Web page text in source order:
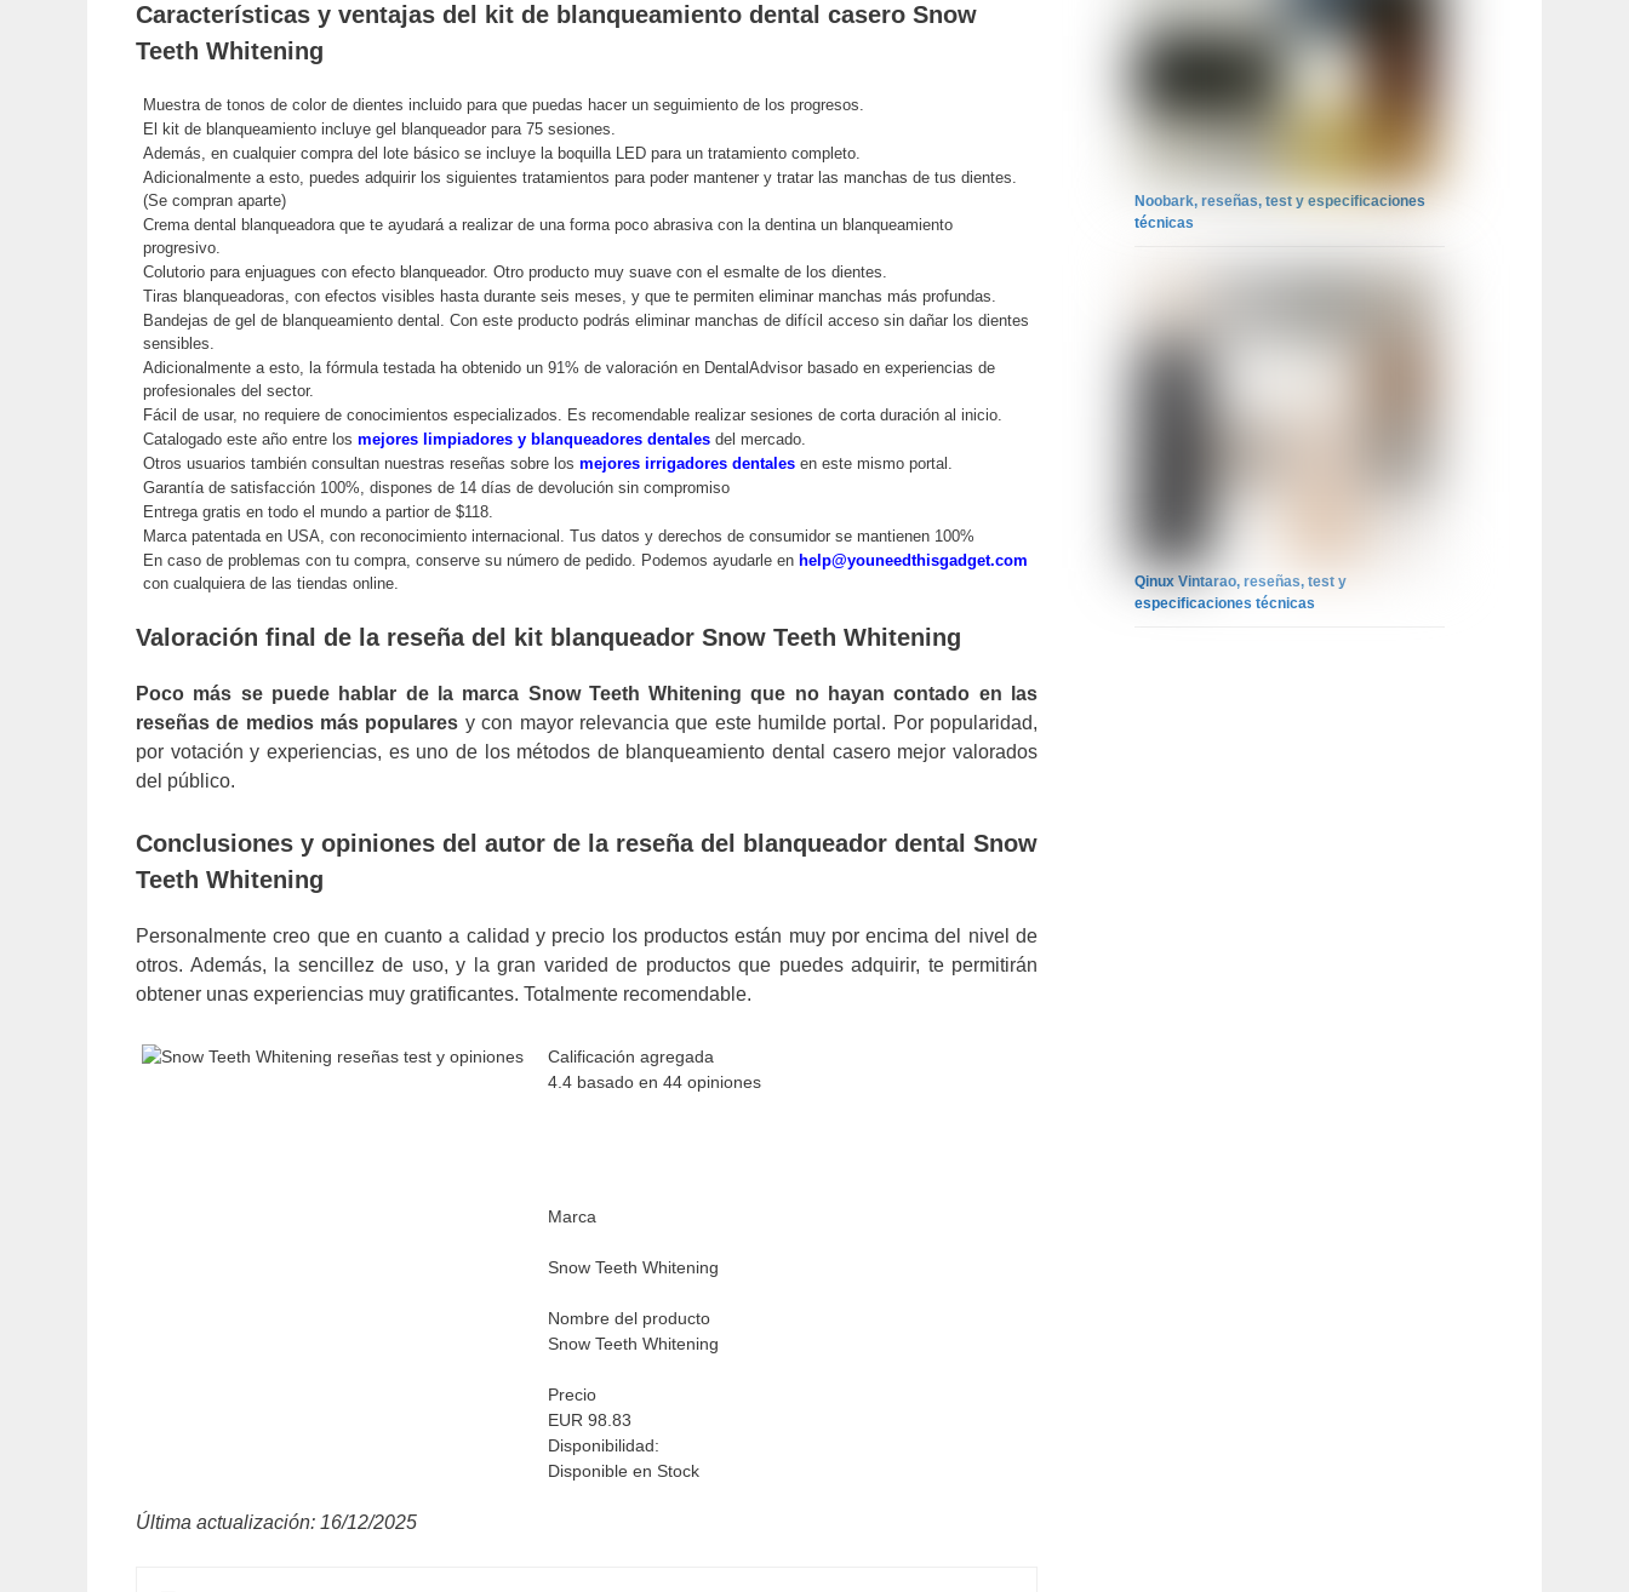
Características y ventajas del kit de blanqueamiento dental casero Snow
Teeth Whitening
Muestra de tonos de color de dientes incluido para que puedas hacer un seguimiento de los progresos.
El kit de blanqueamiento incluye gel blanqueador para 75 sesiones.
Además, en cualquier compra del lote básico se incluye la boquilla LED para un tratamiento completo.
Adicionalmente a esto, puedes adquirir los siguientes tratamientos para poder mantener y tratar las manchas de tus dientes.
(Se compran aparte)
Crema dental blanqueadora que te ayudará a realizar de una forma poco abrasiva con la dentina un blanqueamiento
progresivo.
Colutorio para enjuagues con efecto blanqueador. Otro producto muy suave con el esmalte de los dientes.
Tiras blanqueadoras, con efectos visibles hasta durante seis meses, y que te permiten eliminar manchas más profundas.
Bandejas de gel de blanqueamiento dental. Con este producto podrás eliminar manchas de difícil acceso sin dañar los dientes
sensibles.
Adicionalmente a esto, la fórmula testada ha obtenido un 91% de valoración en DentalAdvisor basado en experiencias de
profesionales del sector.
Fácil de usar, no requiere de conocimientos especializados. Es recomendable realizar sesiones de corta duración al inicio.
Catalogado este año entre los mejores limpiadores y blanqueadores dentales del mercado.
Otros usuarios también consultan nuestras reseñas sobre los mejores irrigadores dentales en este mismo portal.
Garantía de satisfacción 100%, dispones de 14 días de devolución sin compromiso
Entrega gratis en todo el mundo a partior de $118.
Marca patentada en USA, con reconocimiento internacional. Tus datos y derechos de consumidor se mantienen 100%
En caso de problemas con tu compra, conserve su número de pedido. Podemos ayudarle en help@youneedthisgadget.com
con cualquiera de las tiendas online.
Valoración final de la reseña del kit blanqueador Snow Teeth Whitening
Poco más se puede hablar de la marca Snow Teeth Whitening que no hayan contado en las
reseñas de medios más populares y con mayor relevancia que este humilde portal. Por popularidad,
por votación y experiencias, es uno de los métodos de blanqueamiento dental casero mejor valorados
del público.
Conclusiones y opiniones del autor de la reseña del blanqueador dental Snow
Teeth Whitening
Personalmente creo que en cuanto a calidad y precio los productos están muy por encima del nivel de
otros. Además, la sencillez de uso, y la gran varided de productos que puedes adquirir, te permitirán
obtener unas experiencias muy gratificantes. Totalmente recomendable.
Calificación agregada
4.4 basado en 44opiniones
Marca
Snow Teeth Whitening
Nombre del producto
Snow Teeth Whitening
Precio
EUR 98.83
Disponibilidad:
Disponible en Stock
Última actualización: 16/12/2025
Noobark, reseñas, test y especificaciones
técnicas
Qinux Vintarao, reseñas, test y
especificaciones técnicas